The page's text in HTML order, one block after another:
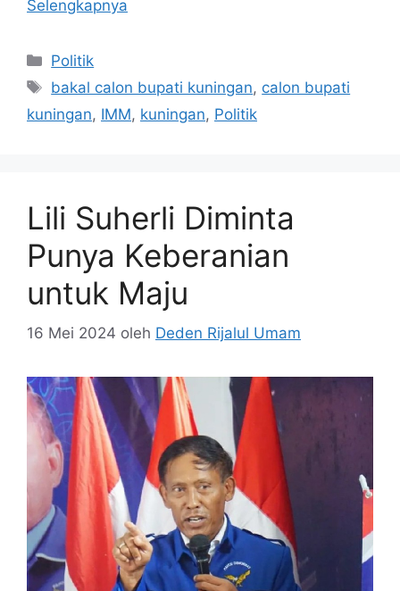
Selengkapnya
Kategori
Politik
Tag
bakal calon bupati kuningan, calon bupati
kuningan, IMM, kuningan, Politik
Lili Suherli Diminta
Punya Keberanian
untuk Maju
16 Mei 2024 oleh Deden Rijalul Umam